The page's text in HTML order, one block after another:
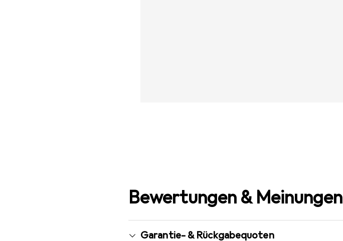
Bewertungen & Meinungen
Garantie- & Rückgabequoten